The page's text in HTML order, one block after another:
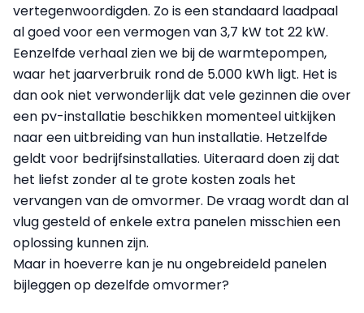
vertegenwoordigden. Zo is een standaard laadpaal
al goed voor een vermogen van 3,7 kW tot 22 kW.
Eenzelfde verhaal zien we bij de warmtepompen,
waar het jaarverbruik rond de 5.000 kWh ligt. Het is
dan ook niet verwonderlijk dat vele gezinnen die over
een pv-installatie beschikken momenteel uitkijken
naar een uitbreiding van hun installatie. Hetzelfde
geldt voor bedrijfsinstallaties. Uiteraard doen zij dat
het liefst zonder al te grote kosten zoals het
vervangen van de omvormer. De vraag wordt dan al
vlug gesteld of enkele extra panelen misschien een
oplossing kunnen zijn.
Maar in hoeverre kan je nu ongebreideld panelen
bijleggen op dezelfde omvormer?